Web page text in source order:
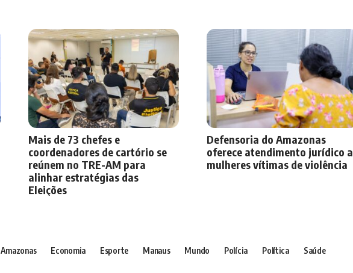
Mais de 73 chefes e
coordenadores de cartório se
reúnem no TRE-AM para
alinhar estratégias das
Eleições
Defensoria do Amazonas
oferece atendimento jurídico a
mulheres vítimas de violência
Amazonas Economia Esporte Manaus Mundo Polícia Política Saúde